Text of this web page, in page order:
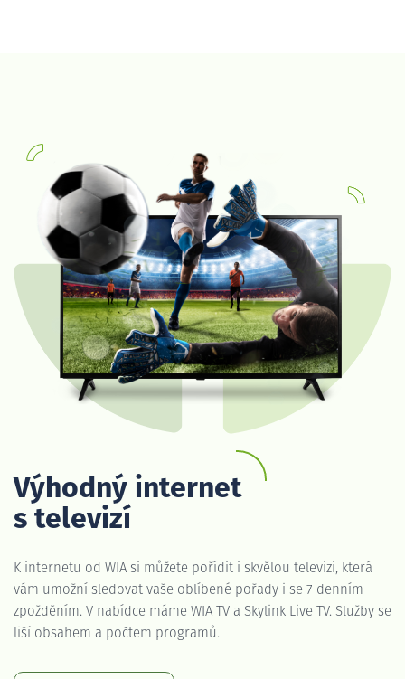
Výhodný internet
s televizí
K internetu od WIA si můžete pořídit i skvělou televizi, která
vám umožní sledovat vaše oblíbené pořady i se 7 denním
zpožděním. V nabídce máme WIA TV a Skylink Live TV. Služby se
liší obsahem a počtem programů.